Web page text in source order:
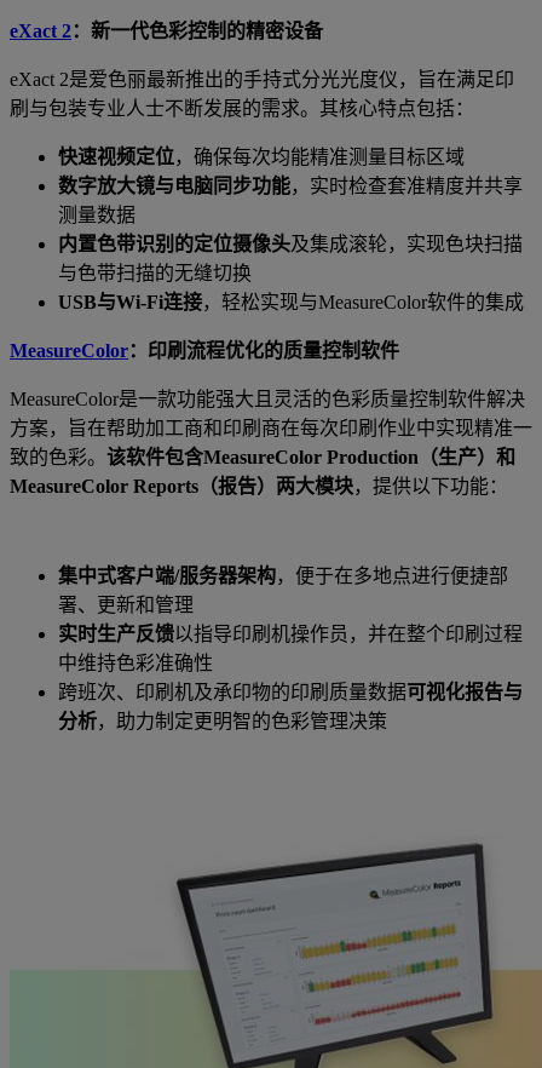
eXact 2：新一代色彩控制的精密设备
eXact 2是爱色丽最新推出的手持式分光光度仪，旨在满足印
刷与包装专业人士不断发展的需求。其核心特点包括：
快速视频定位，确保每次均能精准测量目标区域
数字放大镜与电脑同步功能，实时检查套准精度并共享
测量数据
内置色带识别的定位摄像头及集成滚轮，实现色块扫描
与色带扫描的无缝切换
USB与Wi-Fi连接，轻松实现与MeasureColor软件的集成
MeasureColor：印刷流程优化的质量控制软件
MeasureColor是一款功能强大且灵活的色彩质量控制软件解决
方案，旨在帮助加工商和印刷商在每次印刷作业中实现精准一
致的色彩。 该软件包含MeasureColor Production （生产）和
MeasureColor Reports （报告）两大模块，提供以下功能：
集中式客户端/服务器架构，便于在多地点进行便捷部
署、更新和管理
实时生产反馈以指导印刷机操作员，并在整个印刷过程
中维持色彩准确性
跨班次、印刷机及承印物的印刷质量数据可视化报告与
分析，助力制定更明智的色彩管理决策